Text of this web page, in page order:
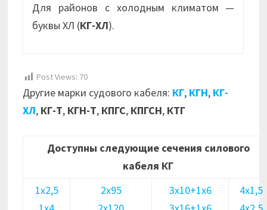
Для районов с холодным климатом —
буквы ХЛ (КГ-ХЛ).
Post Views: 70
Другие марки судового кабеля: КГ, КГН, КГ-
ХЛ, КГ-Т, КГН-Т, КПГС, КПГСН, КТГ
Доступны следующие сечения силового
кабеля КГ
1х2,5
2х95
3х10+1х6
4х1,5